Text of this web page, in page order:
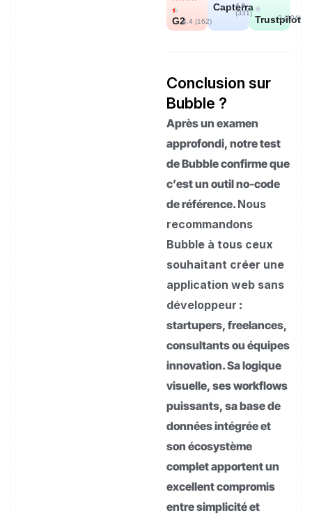
G24.4 (162)
Capterra
4.6
(331)
Trustpilot
2 (104)
Conclusion sur
Bubble ?
Après un examen
approfondi, notre test
de Bubble confirme que
c’est un outil no-code
de référence. Nous
recommandons
Bubble à tous ceux
souhaitant créer une
application web sans
développeur :
startupers, freelances,
consultants ou équipes
innovation. Sa logique
visuelle, ses workflows
puissants, sa base de
données intégrée et
son écosystème
complet apportent un
excellent compromis
entre simplicité et